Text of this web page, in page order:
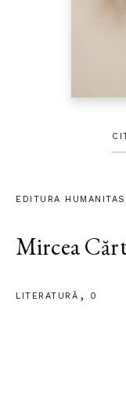
EDITURA HUMANITAS
Mircea
LITERATURĂ 0